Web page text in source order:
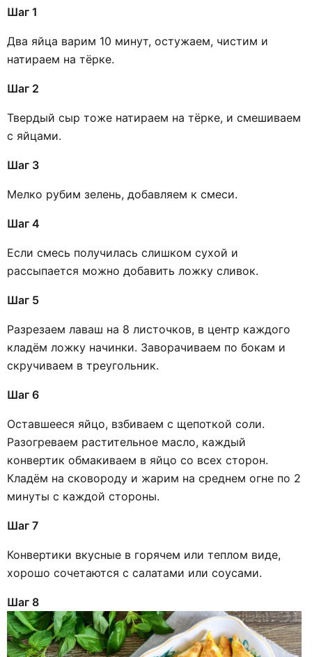
Шаг 1
Два яйца варим 10 минут, остужаем, чистим и
натираем на тёрке.
Шаг 2
Твердый сыр тоже натираем на тёрке, и смешиваем
с яйцами.
Шаг 3
Мелко рубим зелень, добавляем к смеси.
Шаг 4
Если смесь получилась слишком сухой и
рассыпается можно добавить ложку сливок.
Шаг 5
Разрезаем лаваш на 8 листочков, в центр каждого
кладём ложку начинки. Заворачиваем по бокам и
скручиваем в треугольник.
Шаг 6
Оставшееся яйцо, взбиваем с щепоткой соли.
Разогреваем растительное масло, каждый
конвертик обмакиваем в яйцо со всех сторон.
Кладём на сковороду и жарим на среднем огне по 2
минуты с каждой стороны.
Шаг 7
Конвертики вкусные в горячем или теплом виде,
хорошо сочетаются с салатами или соусами.
Шаг 8